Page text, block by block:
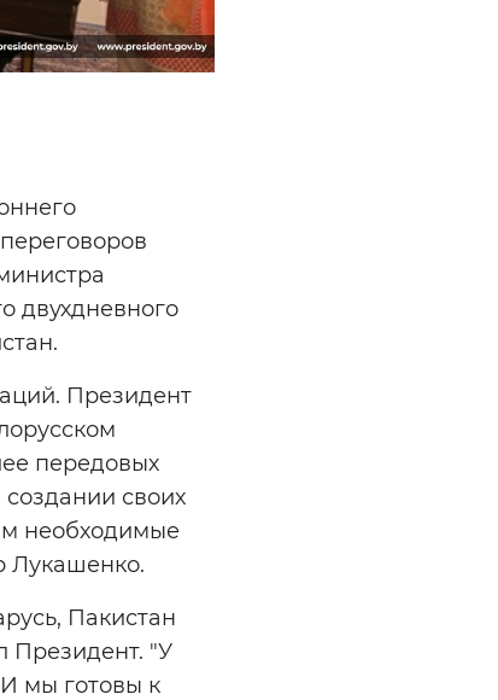
двухдневного
Президент
передовых
своих
необходимые
Лукашенко.
Пакистан
Президент. "У
мы готовы к